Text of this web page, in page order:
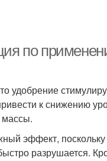
по
к снижению
эффект,
разрушается.